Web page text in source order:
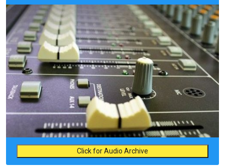
Click for Audio Archive